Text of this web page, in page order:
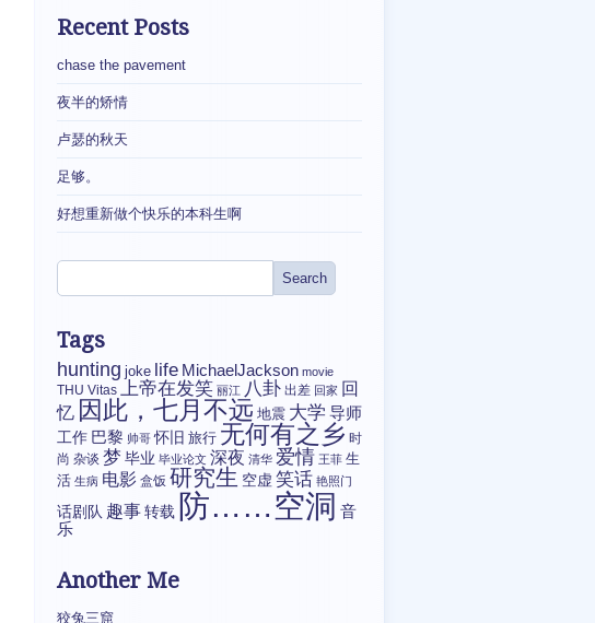
Recent Posts
chase the pavement
夜半的矫情
卢瑟的秋天
足够。
好想重新做个快乐的本科生啊
Tags
hunting joke life MichaelJackson movie
THU Vitas 上帝在发笑 丽江 八卦 出差 回家 回
忆 因此，七月不远 地震 大学 导师
工作 巴黎 帅哥 怀旧 旅行 无何有之乡 时
尚 杂谈 梦 毕业 毕业论文 深夜 清华 爱情 王菲 生
活 生病 电影 盒饭 研究生 空虚 笑话 艳照门
话剧队 趣事转载 防……空洞 音
乐
Another Me
狡兔三窟